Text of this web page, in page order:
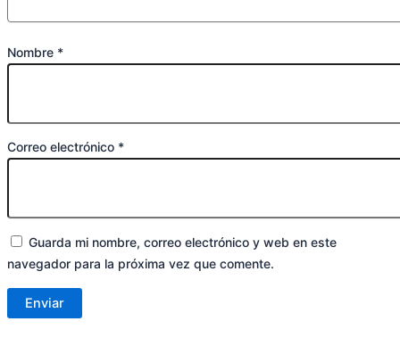
Nombre *
Correo electrónico *
Guarda mi nombre, correo electrónico y web en este
navegador para la próxima vez que comente.